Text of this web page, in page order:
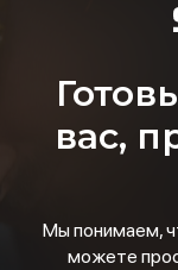
вас,
Мы понимаем,
можете